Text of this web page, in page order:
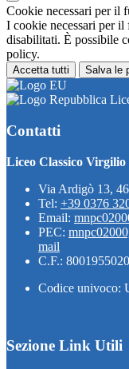
Cookie necessari per il
I cookie necessari per il
disabilitati. È possibile
policy.
Accetta tutti Salva le
Contatti
Liceo Classico Virgilio
Via Ardigò 13,
Tel: +39 0376
Email:
PEC:
mail
C.F.:
Codice univoco:
Sezione Link Utili